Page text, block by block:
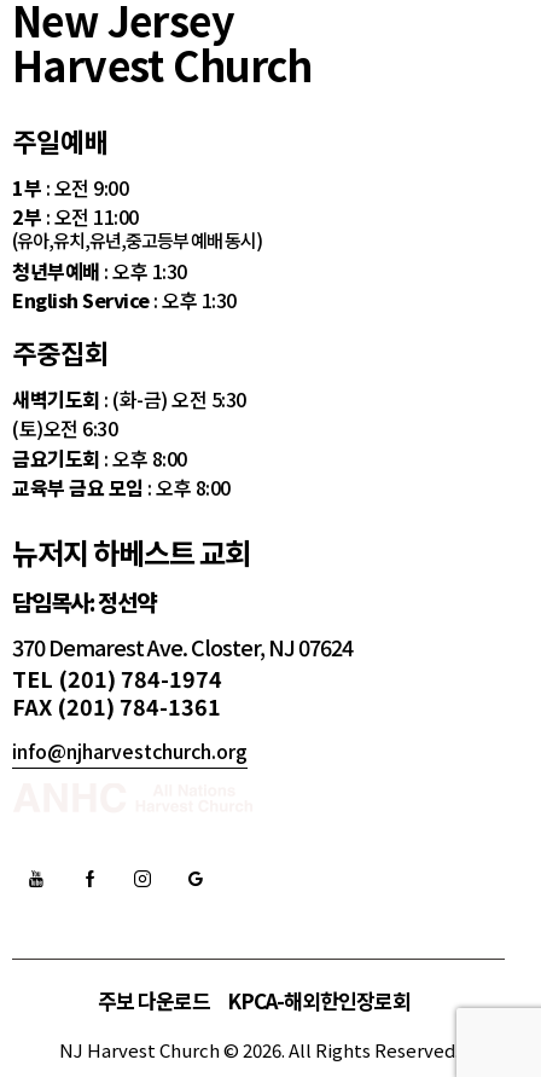
New Jersey
Harvest Church
주일예배
1부 : 오전 9:00
2부 : 오전 11:00
(유아,유치,유년,중고등부 예배 동시)
청년부예배 : 오후 1:30
English Service: 오후 1:30
주중집회
새벽기도회 : (화-금) 오전 5:30
(토)오전 6:30
금요기도회 : 오후 8:00
교육부 금요 모임 : 오후 8:00
뉴저지 하베스트 교회
담임목사: 정선약
370 Demarest Ave. Closter, NJ 07624
TEL (201) 784-1974
FAX (201) 784-1361
info@njharvestchurch.org
주보 다운로드 KPCA-해외한인장로회
NJ Harvest Church © 2026. All Rights Reserved.